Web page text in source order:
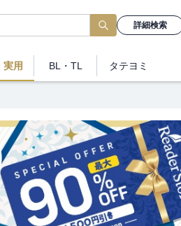
詳細検索
実用 BL・TL タテヨミ